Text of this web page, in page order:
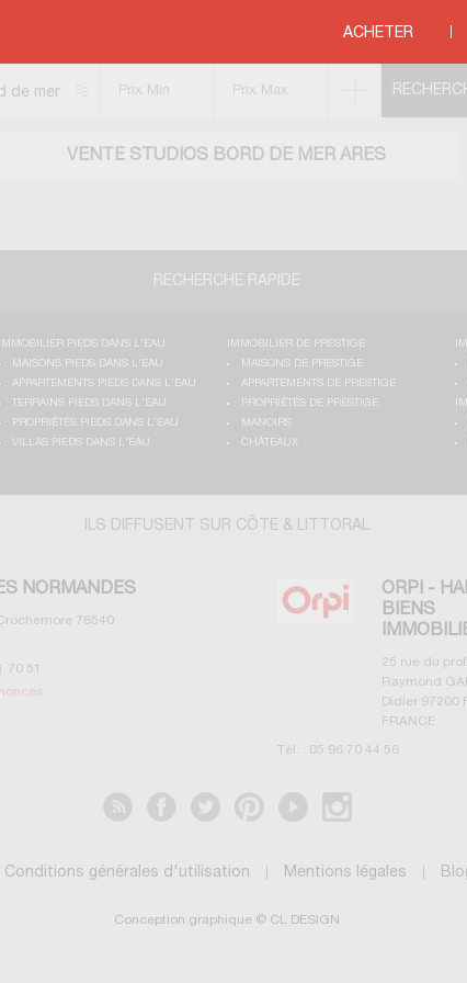
ACHETER
VENTE STUDIOS BORD DE MER ARES
de mer
RECHERCHE RAPIDE
IMMOBILIER PIEDS DANS L'EAU
MAISONS PIEDS DANS L'EAU
APPARTEMENTS PIEDS DANS L'EAU
TERRAINS PIEDS DANS L'EAU
PROPRIÉTÉS PIEDS DANS L'EAU
VILLAS PIEDS DANS L'EAU
IMMOBILIER DE PRESTIGE
MAISONS DE PRESTIGE
APPARTEMENTS DE PRESTIGE
PROPRIÉTÉS DE PRESTIGE
MANOIRS
CHÂTEAUX
ILS DIFFUSENT SUR CÔTE & LITTORAL
NORMANDES
76540
70 51
ORPI -
BIENS
25 rue du
Raymond
Didier 97200
FRANCE
Tél. : 05 96 70 44 56
Conditions générales d'utilisation Mentions légales
Conception graphique © CL DESIGN